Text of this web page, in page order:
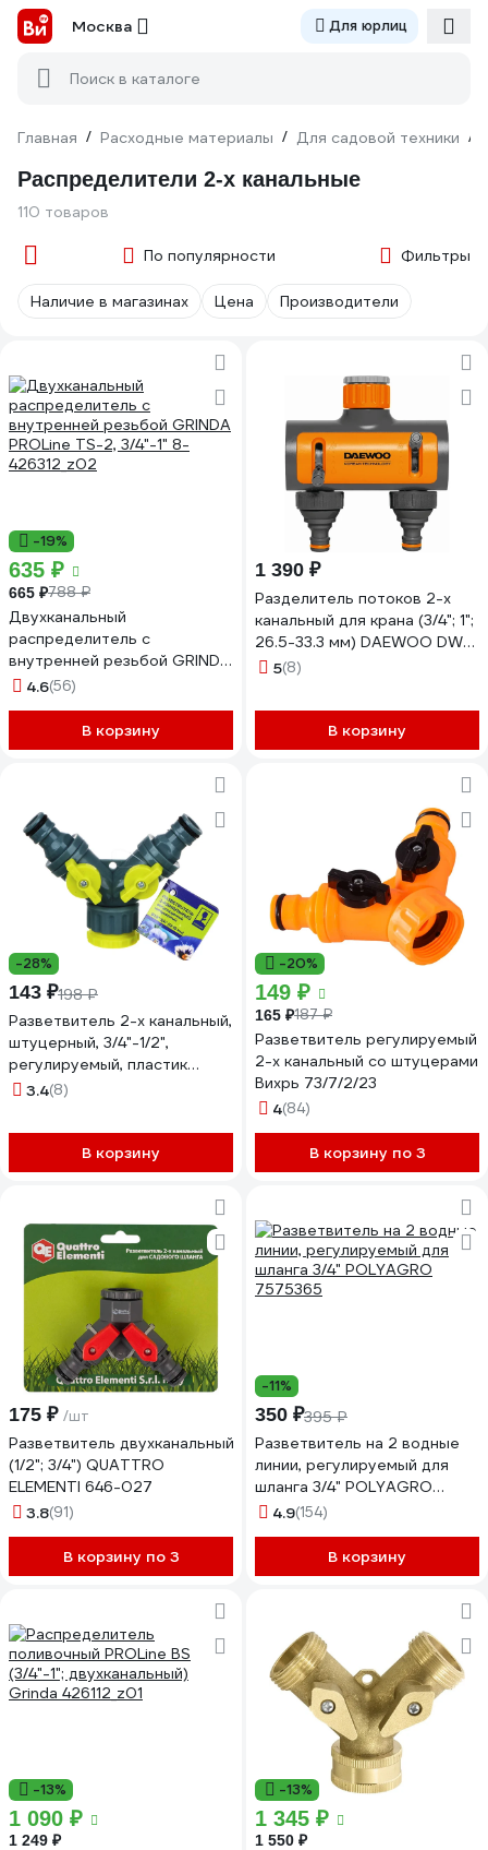
Москва Для юрлиц
Поиск в каталоге
Главная / Расходные материалы / Для садовой техники /
Распределители 2-х канальные
110 товаров
По популярности Фильтры
Наличие в магазинах Цена Производители
-19%
635 ₽
665 ₽788 ₽
Двухканальный
распределитель с
внутренней резьбой GRINDA
PROLine TS-2, 3/4"-1" 8-
4.6(56)
В корзину
1 390 ₽
Разделитель потоков 2-х
канальный для крана (3/4"; 1";
26.5-33.3 мм) DAEWOO DWC
1225
5(8)
В корзину
-28%
143 ₽198 ₽
Разветвитель 2-х канальный,
штуцерный, 3/4"-1/2",
регулируемый, пластик
Inbloom 169-001
3.4(8)
В корзину
-20%
149 ₽
165 ₽187 ₽
Разветвитель регулируемый
2-х канальный со штуцерами
Вихрь 73/7/2/23
4(84)
В корзину по 3
175 ₽ /шт
Разветвитель двухканальный
(1/2"; 3/4") QUATTRO
ELEMENTI 646-027
3.8(91)
В корзину по 3
-11%
350 ₽395 ₽
Разветвитель на 2 водные
линии, регулируемый для
шланга 3/4" POLYAGRO
7575365
4.9(154)
В корзину
-13%
1 090 ₽
1 249 ₽
-13%
1 345 ₽
1 550 ₽